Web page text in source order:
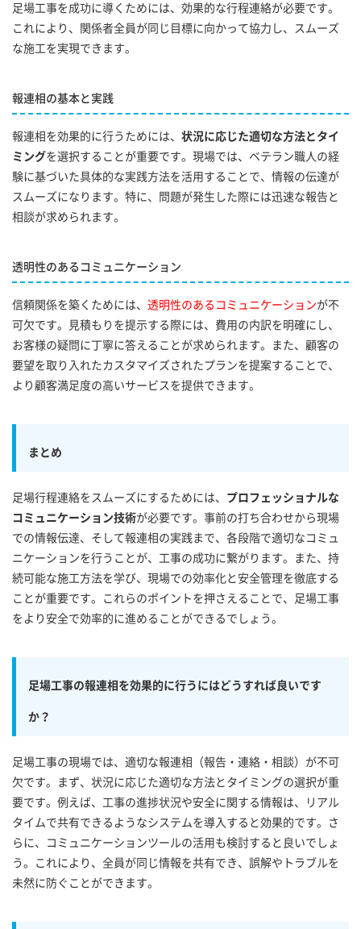
足場工事を成功に導くためには、効果的な行程連絡が必要です。
これにより、関係者全員が同じ目標に向かって協力し、スムーズ
な施工を実現できます。
報連相の基本と実践
報連相を効果的に行うためには、 状況に応じた適切な方法とタイ
ミング を選択することが重要です。現場では、ベテラン職人の経
験に基づいた具体的な実践方法を活用することで、情報の伝達が
スムーズになります。特に、問題が発生した際には迅速な報告と
相談が求められます。
透明性のあるコミュニケーション
信頼関係を築くためには、 透明性のあるコミュニケーションが不
可欠です。見積もりを提示する際には、費用の内訳を明確にし、
お客様の疑問に丁寧に答えることが求められます。また、顧客の
要望を取り入れたカスタマイズされたプランを提案することで、
より顧客満足度の高いサービスを提供できます。
まとめ
足場行程連絡をスムーズにするためには、 プロフェッショナルな
コミュニケーション技術が必要です。事前の打ち合わせから現場
での情報伝達、そして報連相の実践まで、各段階で適切なコミュ
ニケーションを行うことが、工事の成功に繋がります。また、持
続可能な施工方法を学び、現場での効率化と安全管理を徹底する
ことが重要です。これらのポイントを押さえることで、足場工事
をより安全で効率的に進めることができるでしょう。
足場工事の報連相を効果的に行うにはどうすれば良いです
か？
足場工事の現場では、適切な報連相（報告・連絡・相談）が不可
欠です。まず、状況に応じた適切な方法とタイミングの選択が重
要です。例えば、工事の進捗状況や安全に関する情報は、リアル
タイムで共有できるようなシステムを導入すると効果的です。さ
らに、コミュニケーションツールの活用も検討すると良いでしょ
う。これにより、全員が同じ情報を共有でき、誤解やトラブルを
未然に防ぐことができます。